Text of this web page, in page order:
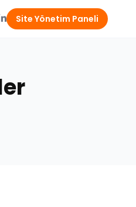
Site Yönetim Paneli